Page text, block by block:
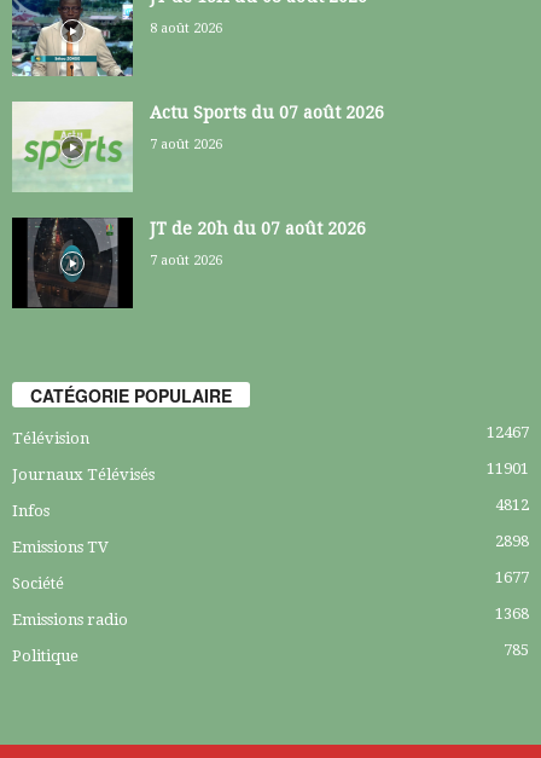
8 août 2026
Actu Sports du 07 août 2026
7 août 2026
JT de 20h du 07 août 2026
7 août 2026
CATÉGORIE POPULAIRE
Télévision 12467
Journaux Télévisés 11901
Infos 4812
Emissions TV 2898
Société 1677
Emissions radio 1368
Politique 785